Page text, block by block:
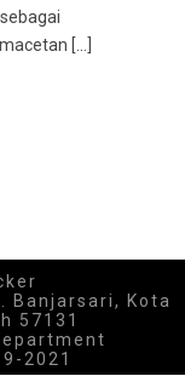
[...]
Banjarsari, Kota
57131
2021